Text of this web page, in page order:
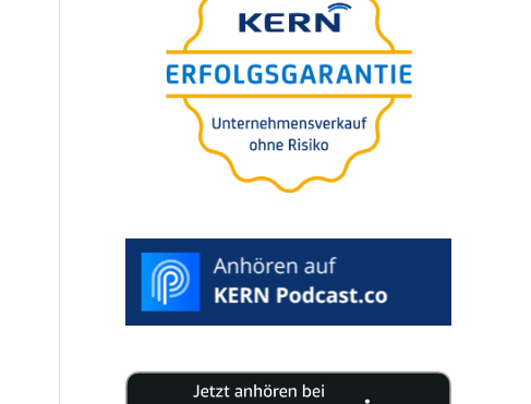
in 5 Minuten
Für Siekosten­frei.100%
vertrau­lich. Inklu­si­ve
Auswertung.
BEWERTUNG STARTEN